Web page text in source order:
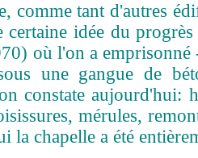
comme tant d'autres
certaine idée du
où l'on a
une gangue de
constate aujourd'hui:
mérules,
la chapelle a été